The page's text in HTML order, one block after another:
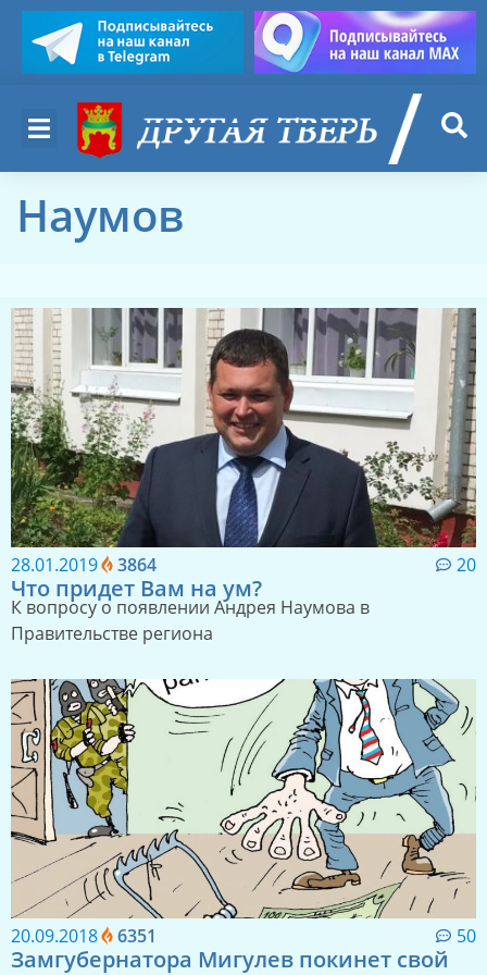
Наумов
28.01.2019 3864 20
Что придет Вам на ум?
К вопросу о появлении Андрея Наумова в
Правительстве региона
20.09.2018 6351 50
Замгубернатора Мигулев покинет свой